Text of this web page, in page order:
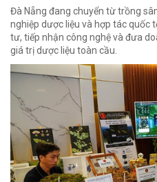
Đà Nẵng đang chuyển từ trồng
nghiệp dược liệu và hợp tác quốc
tư, tiếp nhận công nghệ và đưa
giá trị dược liệu toàn cầu.